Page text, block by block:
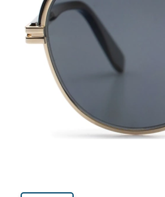
48 mm
Высота линзы